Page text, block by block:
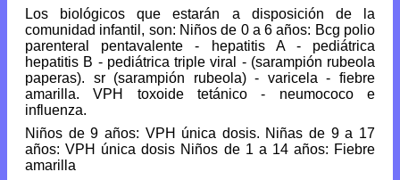
Los biológicos que estarán a disposición de la
comunidad infantil, son: Niños de 0 a 6 años: Bcg polio
parenteral pentavalente - hepatitis A - pediátrica
hepatitis B - pediátrica triple viral - (sarampión rubeola
paperas). sr (sarampión rubeola) - varicela - fiebre
amarilla. VPH toxoide tetánico - neumococo e
influenza.
Niños de 9 años: VPH única dosis. Niñas de 9 a 17
años: VPH única dosis Niños de 1 a 14 años: Fiebre
amarilla